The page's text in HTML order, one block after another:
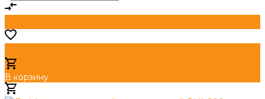
В корзину